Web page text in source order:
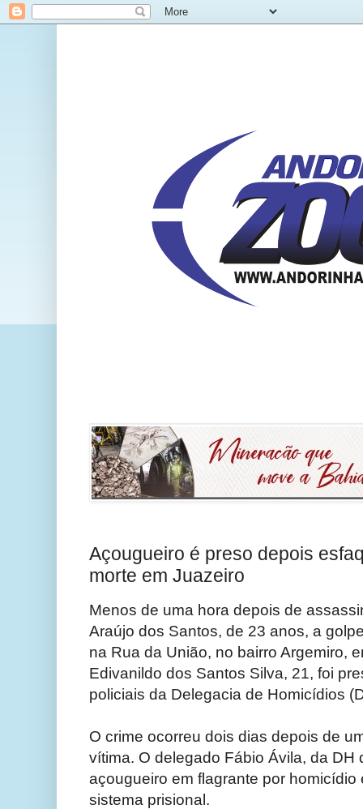
Açougueiro é preso depois
morte em Juazeiro
Menos de uma hora depois de
Araújo dos Santos, de 23 anos, a
na Rua da União, no bairro Argemiro,
Edivanildo dos Santos Silva, 21, foi
policiais da Delegacia de Homicídios
O crime ocorreu dois dias depois de
vítima. O delegado Fábio Ávila, da DH
açougueiro em flagrante por
sistema prisional.